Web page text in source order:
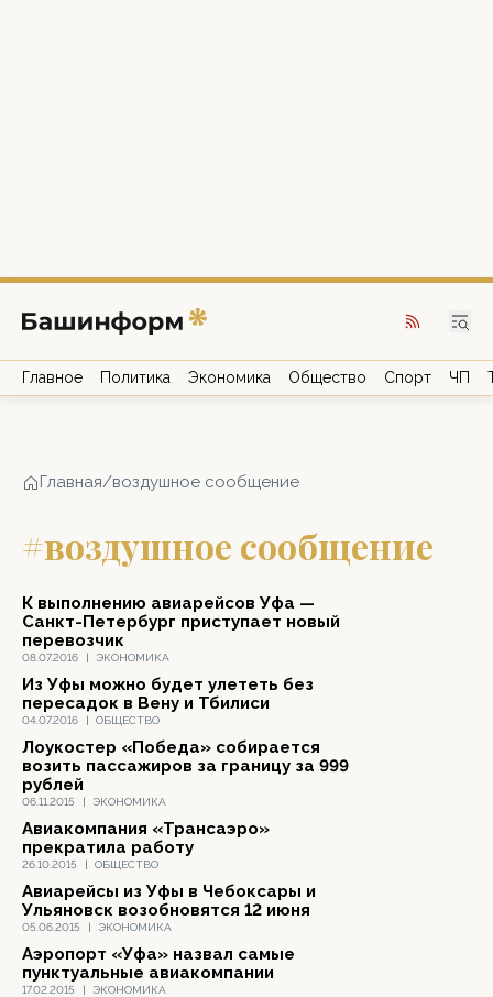
Главное Политика Экономика Общество Спорт ЧП
Главная/воздушное сообщение
#воздушное сообщение
08.07.2016 | ЭКОНОМИКА
К выполнению авиарейсов Уфа —
Санкт-Петербург приступает новый
перевозчик
04.07.2016 | ОБЩЕСТВО
Из Уфы можно будет улететь без
пересадок в Вену и Тбилиси
06.11.2015 | ЭКОНОМИКА
Лоукостер «Победа» собирается
возить пассажиров за границу за 999
рублей
26.10.2015 | ОБЩЕСТВО
Авиакомпания «Трансаэро»
прекратила работу
05.06.2015 | ЭКОНОМИКА
Авиарейсы из Уфы в Чебоксары и
Ульяновск возобновятся 12 июня
17.02.2015 | ЭКОНОМИКА
Аэропорт «Уфа» назвал самые
пунктуальные авиакомпании